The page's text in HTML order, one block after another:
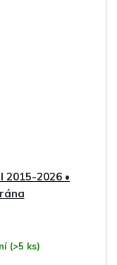
2015-2026 •
(>5 ks)